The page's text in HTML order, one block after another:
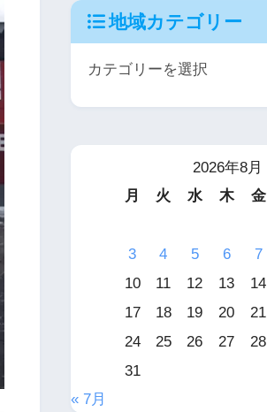
地域カテゴリー
2026年8月
月
火 水 木 金
3
4 5 6 7
10
11 12 13 14
17
18 19 20 21
24
25 26 27 28
31
« 7月